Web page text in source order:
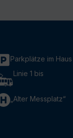
Parkplätze im Haus
Linie 1 bis
„Alter Messplatz“